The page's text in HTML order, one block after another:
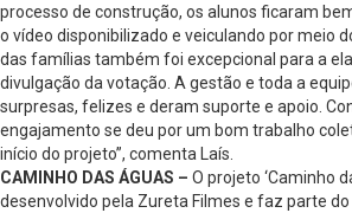
processo de construção, os alunos ficaram
o vídeo disponibilizado e veiculando por meio
das famílias também foi excepcional para a
divulgação da votação. A gestão e toda a
surpresas, felizes e deram suporte e apoio.
engajamento se deu por um bom trabalho
início do projeto”, comenta Laís.
CAMINHO DAS ÁGUAS – O projeto ‘Caminho
desenvolvido pela Zureta Filmes e faz parte